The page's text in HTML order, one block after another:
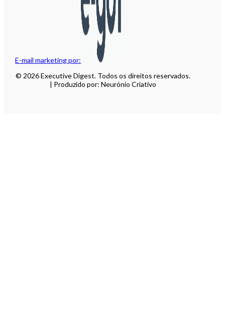
E-mail marketing por:
© 2026 Executive Digest. Todos os direitos reservados.
| Produzido por: Neurónio Criativo